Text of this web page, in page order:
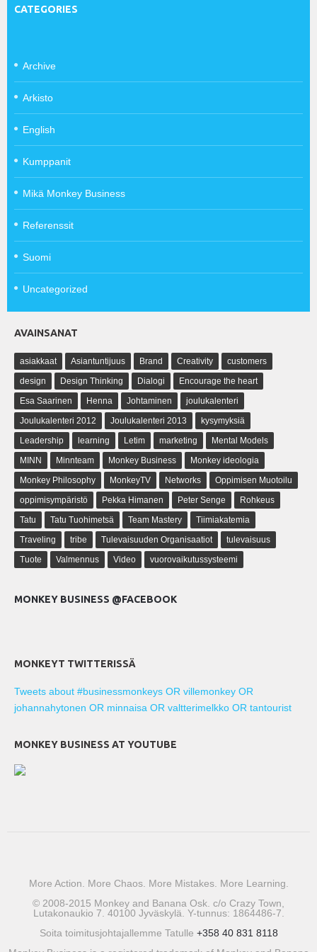
CATEGORIES
Archive
Arkisto
English
Kumppanit
Mikä Monkey Business
Referenssit
Suomi
Uncategorized
AVAINSANAT
asiakkaat Asiantuntijuus Brand Creativity
customers
design
Design Thinking Dialogi
Encourage the heart
Esa Saarinen
Henna Johtaminen
joulukalenteri
Joulukalenteri 2012
Joulukalenteri 2013
kysymyksiä
Leadership
learning Letim marketing
Mental Models
MINN
Minnteam Monkey Business
Monkey ideologia
Monkey Philosophy
MonkeyTV Networks
Oppimisen Muotoilu
oppimisympäristö
Pekka Himanen Peter Senge
Rohkeus
Tatu
Tatu Tuohimetsä Team Mastery
Tiimiakatemia
Traveling
tribe Tulevaisuuden Organisaatiot
tulevaisuus
Tuote
Valmennus Video vuorovaikutussysteemi
MONKEY BUSINESS @FACEBOOK
MONKEYT TWITTERISSÄ
Tweets about #businessmonkeys OR villemonkey OR
johannahytonen OR minnaisa OR valtterimelkko OR tantourist
MONKEY BUSINESS AT YOUTUBE
More Action. More Chaos. More Mistakes. More Learning.
© 2008-2015 Monkey and Banana Osk. c/o Crazy Town,
Lutakonaukio 7. 40100 Jyväskylä. Y-tunnus: 1864486-7.
Soita toimitusjohtajallemme Tatulle +358 40 831 8118